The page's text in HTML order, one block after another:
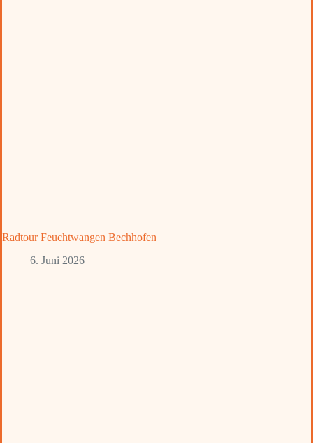
Radtour Feuchtwangen Bechhofen
6. Juni 2026